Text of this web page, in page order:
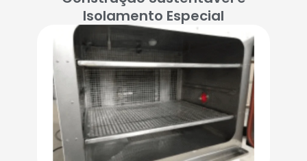
Isolamento Especial